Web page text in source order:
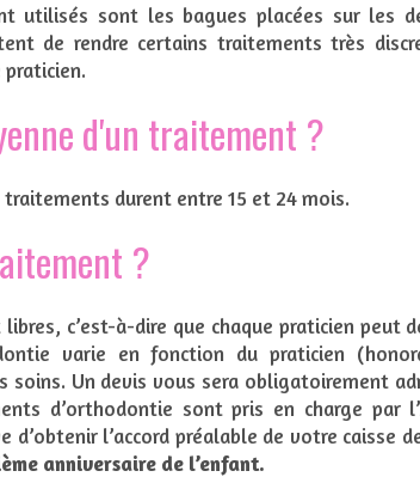
utilisés sont les bagues placées sur les
de rendre certains traitements très
praticien.
d'un traitement ?
durent entre 15 et 24 mois.
?
c’est-à-dire que chaque praticien peut
varie en fonction du praticien
Un devis vous sera obligatoirement
d’orthodontie sont pris en charge par
d’obtenir l’accord préalable de votre caisse
anniversaire de l’enfant.